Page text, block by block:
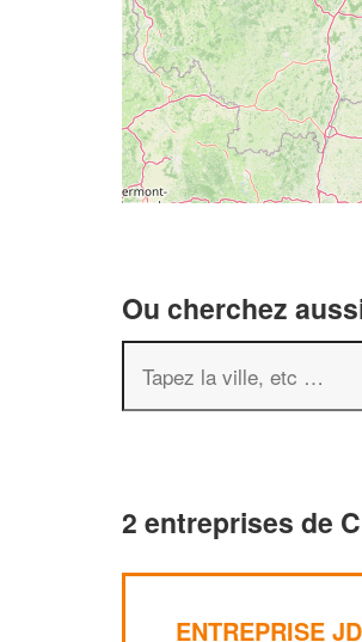
Ou cherchez
2 entreprises de
ENTREPRISE